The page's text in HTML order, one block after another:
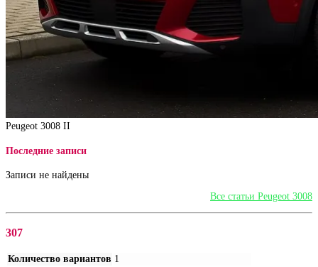
Peugeot 3008 II
Последние записи
Записи не найдены
Все статьи Peugeot 3008
307
Количество вариантов 1